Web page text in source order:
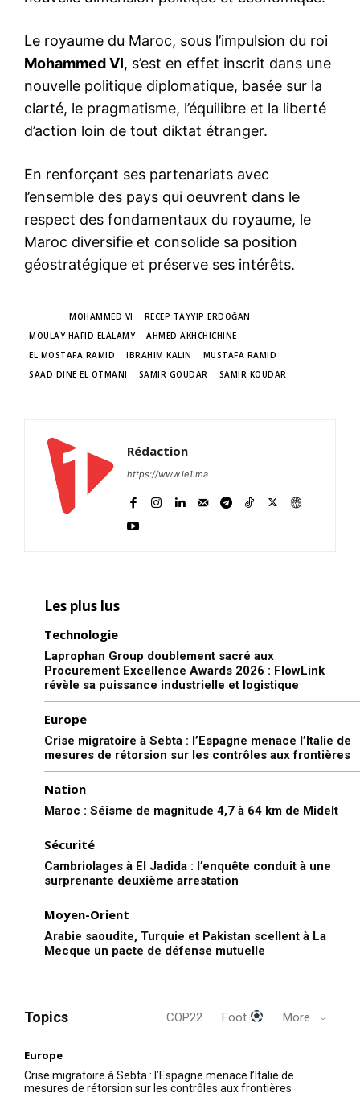
Le royaume du Maroc, sous l’impulsion du roi
Mohammed VI, s’est en effet inscrit dans une
nouvelle politique diplomatique, basée sur la
clarté, le pragmatisme, l’équilibre et la liberté
d’action loin de tout diktat étranger.
En renforçant ses partenariats avec
l’ensemble des pays qui oeuvrent dans le
respect des fondamentaux du royaume, le
Maroc diversifie et consolide sa position
géostratégique et préserve ses intérêts.
MOHAMMED VI
RECEP TAYYIP ERDOĞAN
MOULAY HAFID ELALAMY
AHMED AKHCHICHINE
EL MOSTAFA RAMID
IBRAHIM KALIN
MUSTAFA RAMID
SAAD DINE EL OTMANI
SAMIR GOUDAR SAMIR KOUDAR
Rédaction
https://www.le1.ma
Les plus lus
Technologie
Laprophan Group doublement sacré aux
Procurement Excellence Awards 2026 : FlowLink
révèle sa puissance industrielle et logistique
Europe
Crise migratoire à Sebta : l’Espagne menace l’Italie de
mesures de rétorsion sur les contrôles aux frontières
Nation
Maroc : Séisme de magnitude 4,7 à 64 km de Midelt
Sécurité
Cambriolages à El Jadida : l’enquête conduit à une
surprenante deuxième arrestation
Moyen-Orient
Arabie saoudite, Turquie et Pakistan scellent à La
Mecque un pacte de défense mutuelle
Topics COP22 Foot More
Europe
Crise migratoire à Sebta : l’Espagne menace l’Italie de
mesures de rétorsion sur les contrôles aux frontières